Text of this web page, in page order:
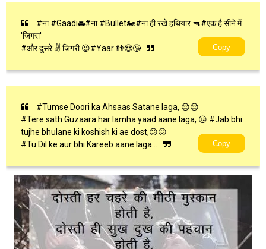
#ना #Gaadi🚘#ना #Bullet🏍#ना ही रखे हथियार 🔫#एक है सीने में
'जिगरा'
#और दुसरे ✌ जिगरी 😉#Yaar 👬😍😘
Copy
#Tumse Doori ka Ahsaas Satane laga, 😔😔
#Tere sath Guzaara har lamha yaad aane laga, 😖 #Jab bhi
tujhe bhulane ki koshish ki ae dost,😕😖
#Tu Dil ke aur bhi Kareeb aane laga...
Copy